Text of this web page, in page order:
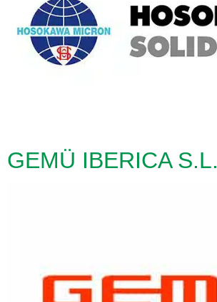
GEMÜ IBERICA S.L.